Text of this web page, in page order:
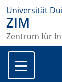
Universität
ZIM
Zentrum für